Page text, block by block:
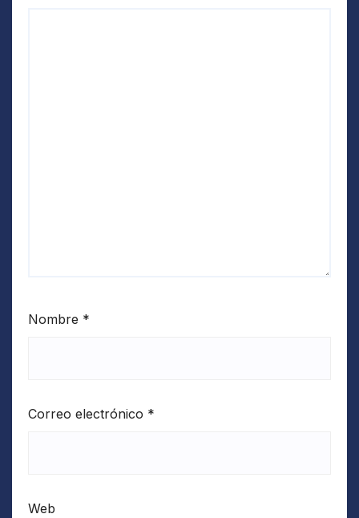
Nombre *
Correo electrónico *
Web